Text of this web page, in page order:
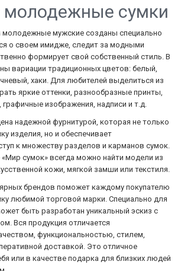
сумки
молодежные мужские созданы специально
о своем имидже, следит за модными
формирует свой собственный стиль. В
вариации традиционных цветов: белый,
хаки. Для любителей выделиться из
яркие оттенки, разнообразные принты,
изображения, надписи и т.д.
надежной фурнитурой, которая не только
изделия, но и обеспечивает
к множеству разделов и карманов сумок.
«Мир сумок» всегда можно найти модели из
кожи, мягкой замши или текстиля.
брендов поможет каждому покупателю
любимой торговой марки. Специально для
быть разработан уникальный эскиз с
Вся продукция отличается
функциональностью, стилем,
доставкой. Это отличное
или в качестве подарка для близких людей